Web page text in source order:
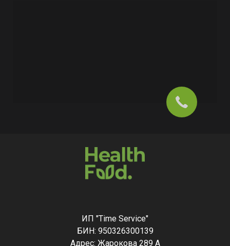
ИП "Time Service"
БИН: 950326300139
Адрес: Жарокова 289 А